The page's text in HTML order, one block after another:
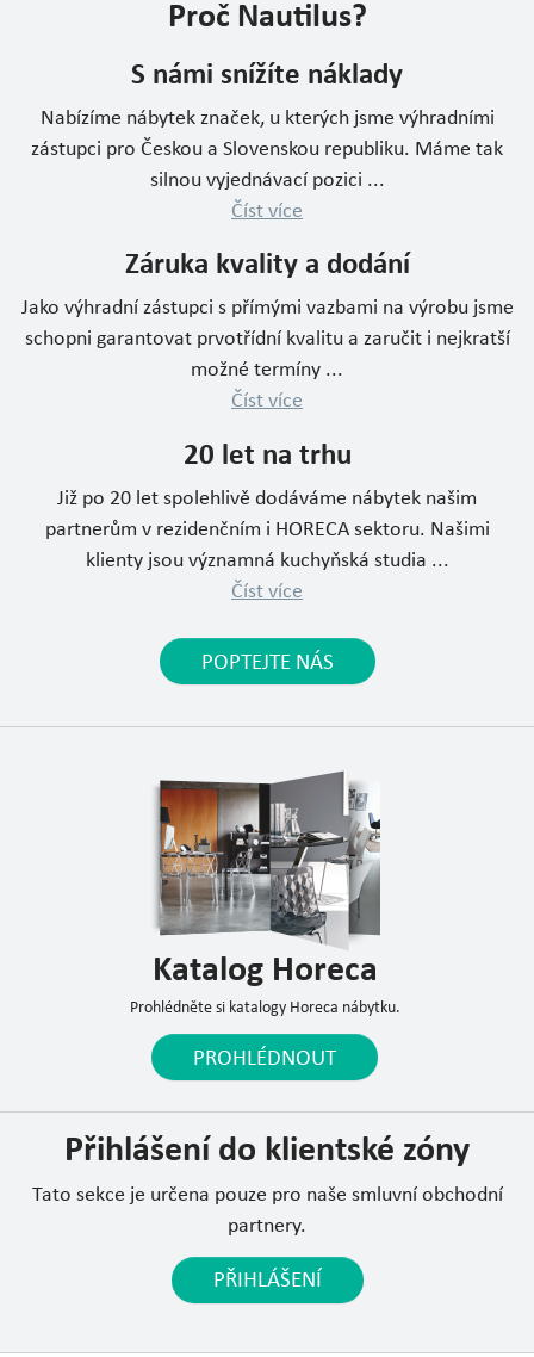
Proč Nautilus?
S námi snížíte náklady
Nabízíme nábytek značek, u kterých jsme výhradními
zástupci pro Českou a Slovenskou republiku. Máme tak
silnou vyjednávací pozici ...
Číst více
Záruka kvality a dodání
Jako výhradní zástupci s přímými vazbami na výrobu jsme
schopni garantovat prvotřídní kvalitu a zaručit i nejkratší
možné termíny ...
Číst více
20 let na trhu
Již po 20 let spolehlivě dodáváme nábytek našim
partnerům v rezidenčním i HORECA sektoru. Našimi
klienty jsou významná kuchyňská studia ...
Číst více
POPTEJTE NÁS
Katalog Horeca
Prohlédněte si katalogy Horeca nábytku.
PROHLÉDNOUT
Přihlášení do klientské zóny
Tato sekce je určena pouze pro naše smluvní obchodní
partnery.
PŘIHLÁŠENÍ